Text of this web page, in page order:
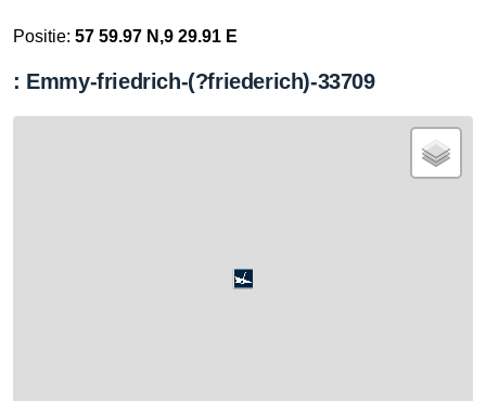
Positie: 57 59.97 N,9 29.91 E
: Emmy-friedrich-(?friederich)-33709